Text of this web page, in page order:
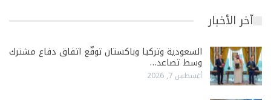
آخر الأخبار
السعودية وتركيا وباكستان توقّع اتفاق دفاع مشترك
وسط تصاعد…
أغسطس 7, 2026